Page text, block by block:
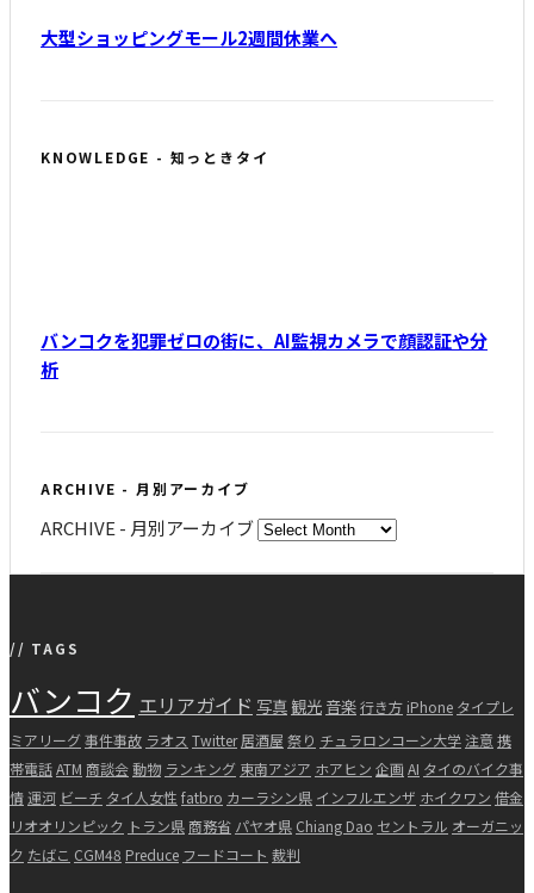
大型ショッピングモール2週間休業へ
KNOWLEDGE - 知っときタイ
バンコクを犯罪ゼロの街に、AI監視カメラで顔認証や分
析
ARCHIVE - 月別アーカイブ
ARCHIVE - 月別アーカイブ
// TAGS
バンコク エリアガイド 写真 観光 音楽行き方 iPhone タイプレ
ミアリーグ事件事故 ラオス Twitter 居酒屋 祭り チュラロンコーン大学注意 携
帯電話ATM 商談会動物 ランキング 東南アジア ホアヒン 企画 AI タイのバイク事
情運河 ビーチ タイ人女性 fatbro カーラシン県 インフルエンザ ホイクワン 借金
リオオリンピック トラン県商務省 パヤオ県 Chiang Dao セントラル オーガニッ
ク たばこ CGM48 Preduce フードコート 裁判